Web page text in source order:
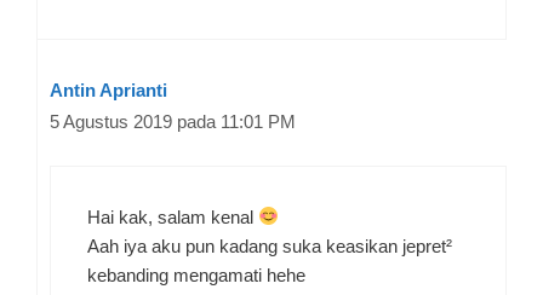
Antin Aprianti
5 Agustus 2019 pada 11:01 PM
Hai kak, salam kenal
Aah iya aku pun kadang suka keasikan jepret²
kebanding mengamati hehe